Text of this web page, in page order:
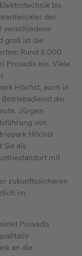
bis
der
verschiedene
groß ist die
Rund 5.000
Provadis ein. Viele
Höchst, auch in
der
Jürgen
von
Höchst
als
mit
zukunftssicheren
im
Provadis
an die